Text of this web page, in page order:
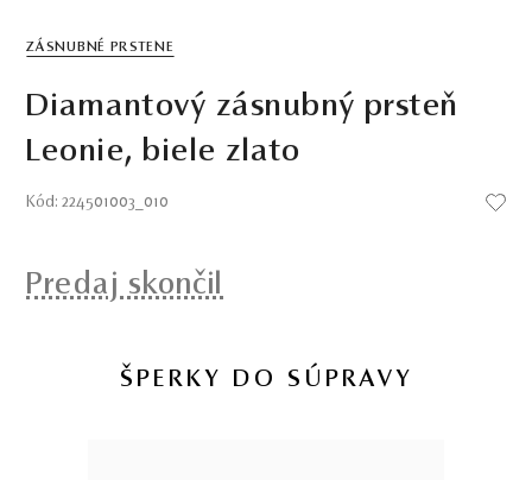
ZÁSNUBNÉ PRSTENE
Diamantový zásnubný prsteň
Leonie, biele zlato
Kód: 224501003_010
Predaj skončil
ŠPERKY DO SÚPRAVY